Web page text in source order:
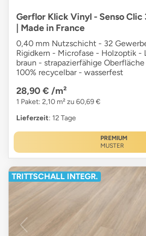
Gerflor Klick Vinyl - Senso Clic
| Made in France
0,40 mm Nutzschicht - 32
Rigidkern - Microfase - Holzoptik -
braun - strapazierfähige
100% recycelbar - wasserfest
28,90 € /m²
1 Paket: 2,10 m² zu 60,69 €
Lieferzeit: 12 Tage
PREMIUM
MUSTER
TRITTSCHALL INTEGR.